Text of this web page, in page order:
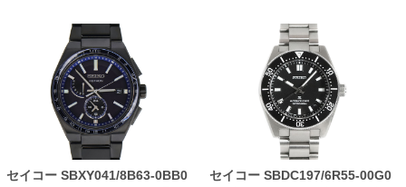
セイコー SBXY041/8B63-0BB0
セイコー SBDC197/6R55-00G0